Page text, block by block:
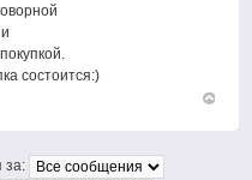
состоится:)
за: